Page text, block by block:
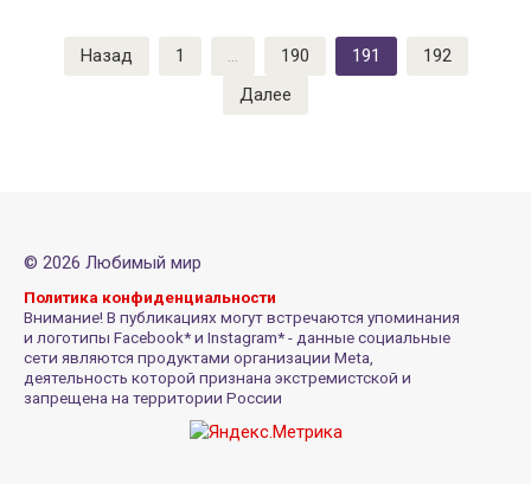
Пагинация
записей
Назад 1 … 190 191
192
Далее
© 2026 Любимый мир
Политика конфиденциальности
Внимание! В публикациях могут встречаются упоминания
и логотипы Facebook* и Instagram* - данные социальные
сети являются продуктами организации Meta,
деятельность которой признана экстремистской и
запрещена на территории России